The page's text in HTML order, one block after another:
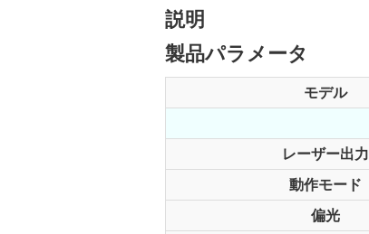
説明
製品パラメータ
モデル
レーザー出力
動作モード
偏光